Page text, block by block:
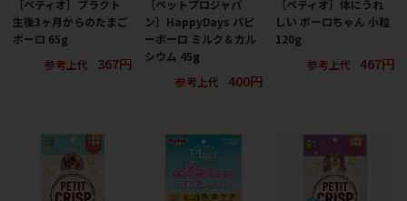
［ペティオ］プラクト
生後3ヶ月からのたまご
ボーロ 65g
参考上代
367円
［ペットプロジャパ
ン］HappyDays パピ
ーボーロ ミルク＆カル
シウム 45g
参考上代
400円
［ペティオ］体にうれ
しい ボーロちゃん 小粒
120g
参考上代
467円